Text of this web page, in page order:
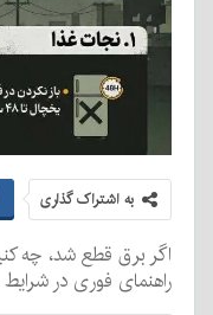
به اشتراک گذاری
اگر برق قطع شد، چه
راهنمای فوری در